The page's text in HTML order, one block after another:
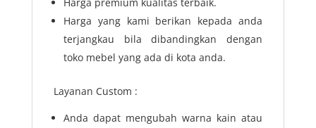
Harga yang kami berikan kepada anda
terjangkau bila dibandingkan dengan
toko mebel yang ada di kota anda.
Layanan Custom :
Anda dapat mengubah warna kain atau